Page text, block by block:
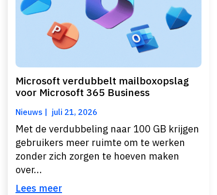
Microsoft verdubbelt mailboxopslag
voor Microsoft 365 Business
Nieuws juli 21, 2026
Met de verdubbeling naar 100 GB krijgen
gebruikers meer ruimte om te werken
zonder zich zorgen te hoeven maken
over…
Lees meer